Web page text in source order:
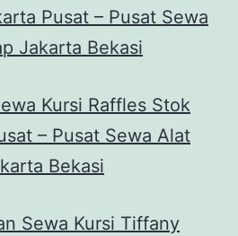
Pusat – Pusat Sewa
Jakarta Bekasi
Kursi Raffles Stok
– Pusat Sewa Alat
Bekasi
Sewa Kursi Tiffany